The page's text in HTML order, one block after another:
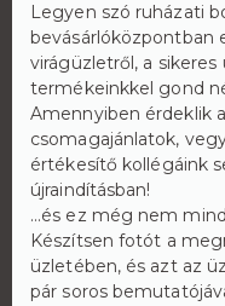
Legyen szó ruházati
bevásárlóközpontban
virágüzletről, a
termékeinkkel gond
Amennyiben érdeklik
csomagajánlatok,
értékesítő kollégáink
újraindításban!
…és ez még nem
Készítsen fotót a
üzletében, és azt az
pár soros